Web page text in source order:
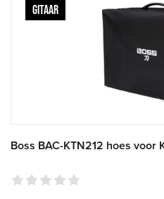
GITAAR
Boss BAC-KTN212 hoes voor